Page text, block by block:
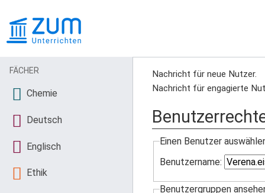
Nachricht für neue Nutzer.
Nachricht für engagierte
Einen Benutzer
Benutzername:
Benutzergruppen
FÄCHER
Chemie
Deutsch
Englisch
Ethik